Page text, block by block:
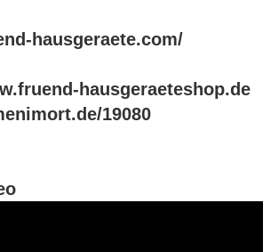
hausgeraete.com/
hausgeraeteshop.de
19080